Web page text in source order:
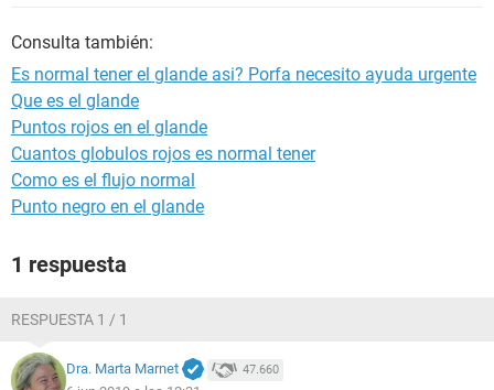
Consulta también:
Es normal tener el glande asi? Porfa necesito ayuda urgente
Que es el glande
Puntos rojos en el glande
Cuantos globulos rojos es normal tener
Como es el flujo normal
Punto negro en el glande
1 respuesta
RESPUESTA 1 / 1
Dra. Marta Marnet 47.660